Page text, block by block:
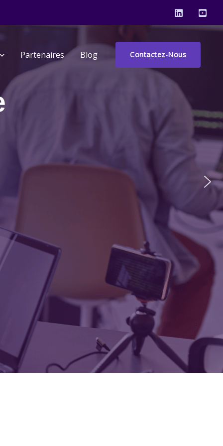
Partenaires Blog Contactez-Nous